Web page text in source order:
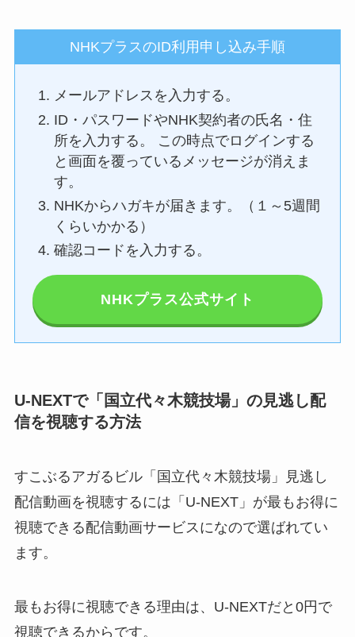
NHKプラスのID利用申し込み手順
メールアドレスを入力する。
ID・パスワードやNHK契約者の氏名・住
所を入力する。 この時点でログインする
と画面を覆っているメッセージが消えま
す。
NHKからハガキが届きます。（１～5週間
くらいかかる）
確認コードを入力する。
NHKプラス公式サイト
U-NEXTで「国立代々木競技場」の見逃し配
信を視聴する方法
すこぶるアガるビル「国立代々木競技場」見逃し
配信動画を視聴するには「U-NEXT」が最もお得に
視聴できる配信動画サービスになので選ばれてい
ます。
最もお得に視聴できる理由は、U-NEXTだと0円で
視聴できるからです。